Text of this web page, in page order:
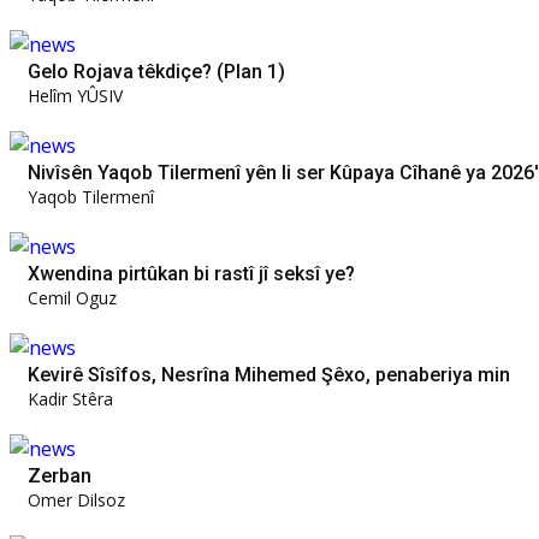
Gelo Rojava têkdiçe? (Plan 1)
Helîm YÛSIV
Nivîsên Yaqob Tilermenî yên li ser Kûpaya Cîhanê ya
Yaqob Tilermenî
Xwendina pirtûkan bi rastî jî seksî ye?
Cemil Oguz
Kevirê Sîsîfos, Nesrîna Mihemed Şêxo, penaberiya min
Kadir Stêra
Zerban
Omer Dilsoz